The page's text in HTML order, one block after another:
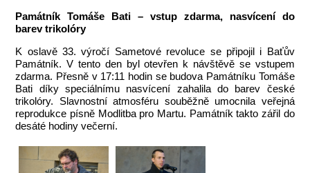
Památník Tomáše Bati – vstup zdarma, nasvícení do
barev trikolóry
K oslavě 33. výročí Sametové revoluce se připojil i Baťův
Památník. V tento den byl otevřen k návštěvě se vstupem
zdarma. Přesně v 17:11 hodin se budova Památníku Tomáše
Bati díky speciálnímu nasvícení zahalila do barev české
trikolóry. Slavnostní atmosféru souběžně umocnila veřejná
reprodukce písně Modlitba pro Martu. Památník takto zářil do
desáté hodiny večerní.